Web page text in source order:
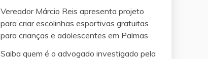
Vereador Márcio Reis apresenta projeto
para criar escolinhas esportivas gratuitas
para crianças e adolescentes em Palmas
Saiba quem é o advogado investigado pela